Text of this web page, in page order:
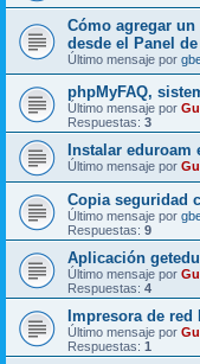
Cómo agregar
desde el Panel
Último mensaje por
phpMyFAQ,
Último mensaje por
Respuestas: 3
Instalar eduroam
Último mensaje por
Copia seguridad
Último mensaje por
Respuestas: 9
Aplicación
Último mensaje por
Respuestas: 4
Impresora de red
Último mensaje por
Respuestas: 1